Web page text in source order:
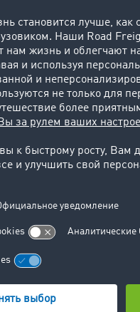
с
в Европе
легко:
по
20